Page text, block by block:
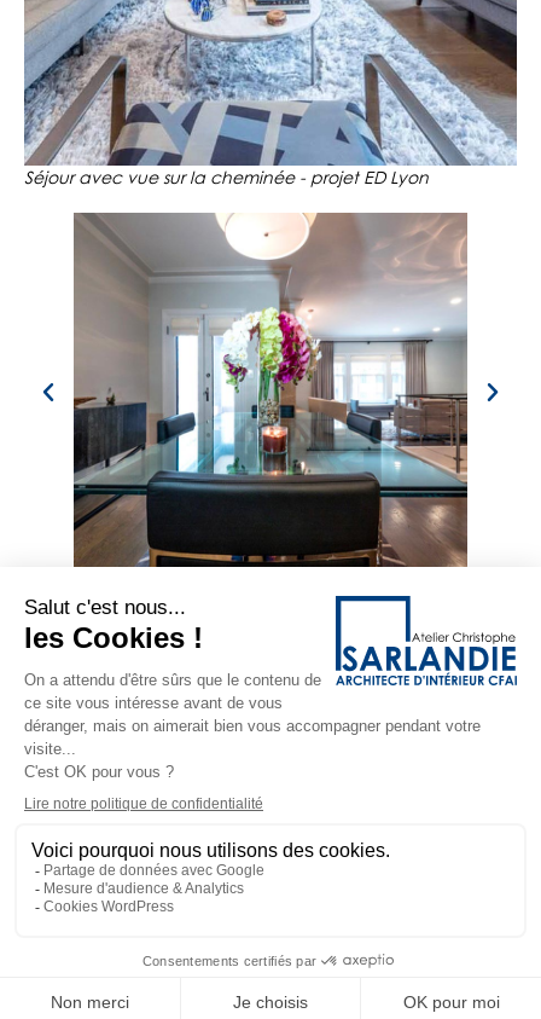
Séjour avec vue sur la cheminée - projet ED Lyon
Photos : Laurence BPU
CONTACT
+33 (0)7 64 07 90 87
atelier@christophesarlandie.com
ADRESSES
52, rue du Colombier – 69007
288, avenue de Genève – 01220
Mentions légales
Copyright © 2026 Christophe Sarlandie